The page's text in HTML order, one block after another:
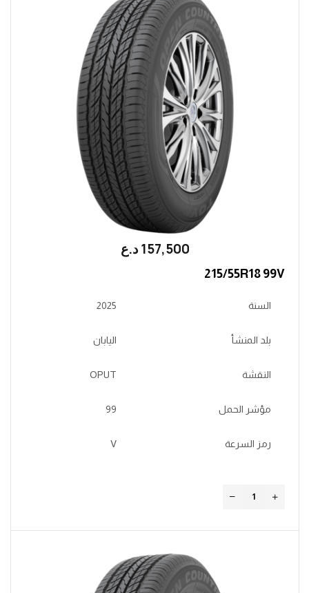
157,500 ؜د.؜ع
215/55R18 99V
السنة 2025
بلد المنشأ اليابان
النقشة OPUT
مؤشر الحمل 99
رمز السرعة V